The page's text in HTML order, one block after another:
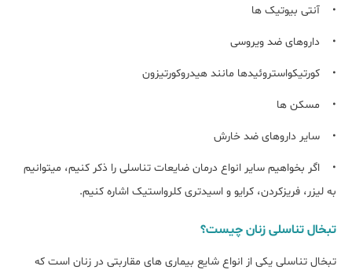
• آنتی بیوتیک ها
• داروهای ضد ویروسی
• کورتیکواستروئیدها مانند هیدروکورتیزون
• مسکن ها
• سایر داروهای ضد خارش
• اگر بخواهیم سایر انواع درمان ضایعات تناسلی را ذکر کنیم، میتوانیم
به لیزر، فریزکردن، کرایو و اسیدتری کلرواستیک اشاره کنیم.
تبخال تناسلی زنان چیست؟
تبخال تناسلی یکی از انواع شایع بیماری های مقاربتی در زنان است که